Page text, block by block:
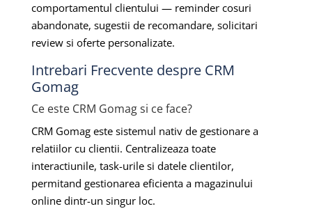
comportamentul clientului — reminder cosuri
abandonate, sugestii de recomandare, solicitari
review si oferte personalizate.
Intrebari Frecvente despre CRM
Gomag
Ce este CRM Gomag si ce face?
CRM Gomag este sistemul nativ de gestionare a
relatiilor cu clientii. Centralizeaza toate
interactiunile, task-urile si datele clientilor,
permitand gestionarea eficienta a magazinului
online dintr-un singur loc.